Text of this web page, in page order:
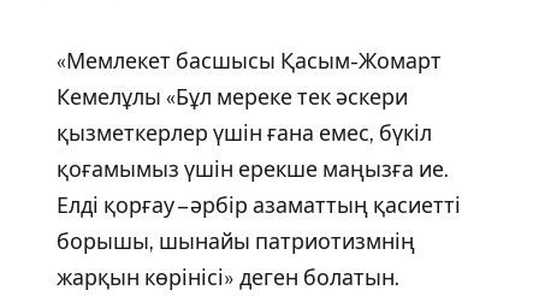
«Мемлекет басшысы Қасым-Жомарт
Кемелұлы «Бұл мереке тек әскери
қызметкерлер үшін ғана емес, бүкіл
қоғамымыз үшін ерекше маңызға ие.
Елді қорғау – әрбір азаматтың қасиетті
борышы, шынайы патриотизмнің
жарқын көрінісі» деген болатын.